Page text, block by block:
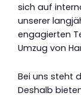
sich auf
unserer
engagierten
Umzug von
Bei uns steht
Deshalb